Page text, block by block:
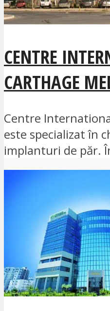
CENTRE
CARTHAGE
Centre
este specializat în
implanturi de păr.